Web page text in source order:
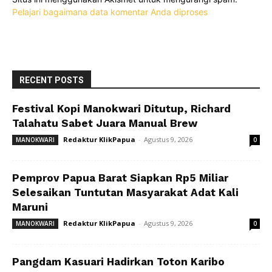
Pelajari bagaimana data komentar Anda diproses
RECENT POSTS
Festival Kopi Manokwari Ditutup, Richard
Talahatu Sabet Juara Manual Brew
MANOKWARI Redaktur KlikPapua - Agustus 9, 2026 0
Pemprov Papua Barat Siapkan Rp5 Miliar
Selesaikan Tuntutan Masyarakat Adat Kali
Maruni
MANOKWARI Redaktur KlikPapua - Agustus 9, 2026 0
Pangdam Kasuari Hadirkan Toton Karibo